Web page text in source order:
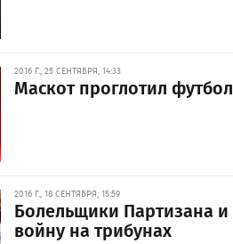
2016 Г., 25 СЕНТЯБРЯ, 14:33
Маскот проглотил
2016 Г., 18 СЕНТЯБРЯ, 15:59
Болельщики Партизана
войну на трибунах